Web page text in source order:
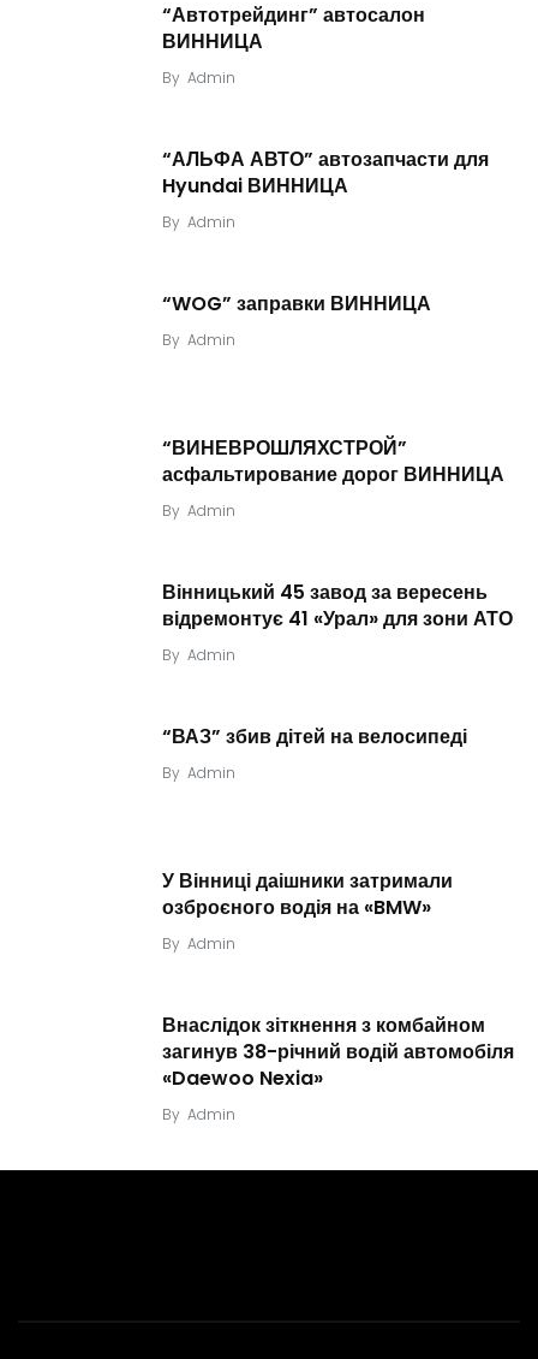
“Автотрейдинг” автосалон
ВИННИЦА
By Admin
“АЛЬФА АВТО” автозапчасти для
Hyundai ВИННИЦА
By Admin
“WOG” заправки ВИННИЦА
By Admin
“ВИНЕВРОШЛЯХСТРОЙ”
асфальтирование дорог ВИННИЦА
By Admin
Вінницький 45 завод за вересень
відремонтує 41 «Урал» для зони АТО
By Admin
“ВАЗ” збив дітей на велосипеді
By Admin
У Вінниці даішники затримали
озброєного водія на «BMW»
By Admin
Внаслідок зіткнення з комбайном
загинув 38-річний водій автомобіля
«Daewoo Nexia»
By Admin